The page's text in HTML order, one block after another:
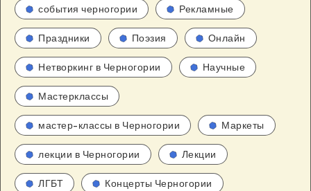
события черногории Рекламные
Праздники Поэзия Онлайн
Нетворкинг в Черногории Научные
Мастерклассы
мастер-классы в Черногории Маркеты
лекции в Черногории Лекции
ЛГБТ Концерты Черногории